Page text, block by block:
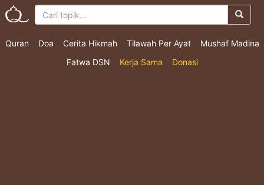
Quran Doa Cerita Hikmah Tilawah Per Ayat
Mushaf Madina
Fatwa DSN
Kerja Sama Donasi